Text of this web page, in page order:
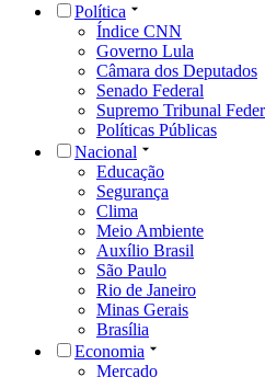
Política
Índice CNN
Governo Lula
Câmara dos Deputados
Senado Federal
Supremo Tribunal
Políticas Públicas
Nacional
Educação
Segurança
Clima
Meio Ambiente
Auxílio Brasil
São Paulo
Rio de Janeiro
Minas Gerais
Brasília
Economia
Mercado